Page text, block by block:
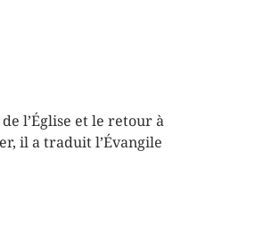
l’Église et le retour à
il a traduit l’Évangile